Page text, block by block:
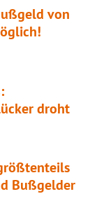
von
droht
Bußgelder